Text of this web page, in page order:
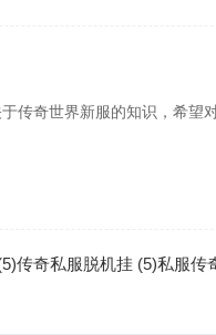
传奇世界新服的知识，希望
传奇私服脱机挂 (5)私服传